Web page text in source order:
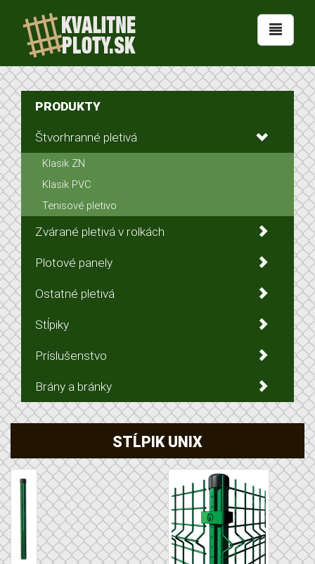
PRODUKTY
Štvorhranné pletivá
Klasik ZN
Klasik PVC
Tenisové pletivo
Zvárané pletivá v rolkách
Plotové panely
Ostatné pletivá
Stĺpiky
Príslušenstvo
Brány a bránky
STĹPIK UNIX